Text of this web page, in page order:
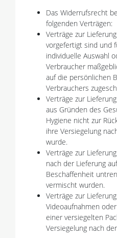
Das Widerrufsrecht
folgenden Verträgen:
Verträge zur
vorgefertigt sind und
individuelle Auswahl
Verbraucher
auf die persönlichen
Verbrauchers
Verträge zur
aus Gründen des
Hygiene nicht zur
ihre Versiegelung
wurde.
Verträge zur
nach der Lieferung
Beschaffenheit
vermischt wurden.
Verträge zur
Videoaufnahmen
einer versiegelten
Versiegelung nach